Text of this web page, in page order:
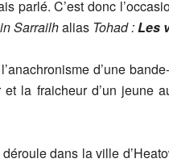
parlé. C’est donc
Sarrailhalias Tohad :Les
d’une
la fraicheur d’un jeune
dans la ville